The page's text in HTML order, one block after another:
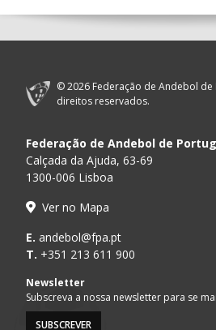
15:00 147 MADEIRA SAD
15:00 20 CF OS BELENENSES
16:00
17:00 16
ANDEBOL SAD
17:15 145 JUVE LIS
© 2026 Federação de Andebol
direitos reservados.
Federação de Andebol de
Calçada da Ajuda, 63-69
1300-006 Lisboa
Ver no Mapa
E. andebol@fpa.pt
T. +351 213 611 900
Newsletter
Subscreva a nossa newsletter para se
SUBSCREVER